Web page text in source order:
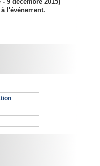
- 9 décembre 2015)
l'événement.